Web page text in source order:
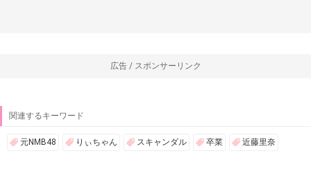
広告 / スポンサーリンク
関連するキーワード
元NMB48 りぃちゃん スキャンダル 卒業 近藤里奈